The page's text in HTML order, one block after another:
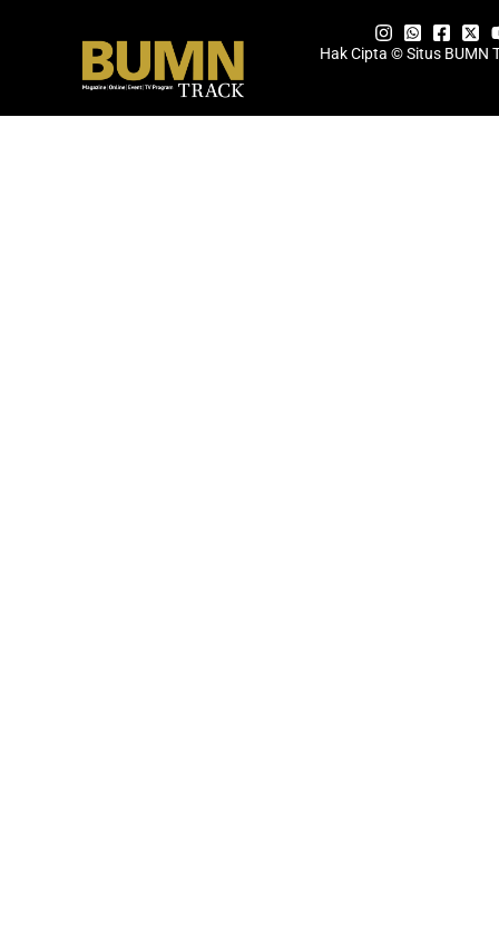
Hak Cipta © Situs BUMN